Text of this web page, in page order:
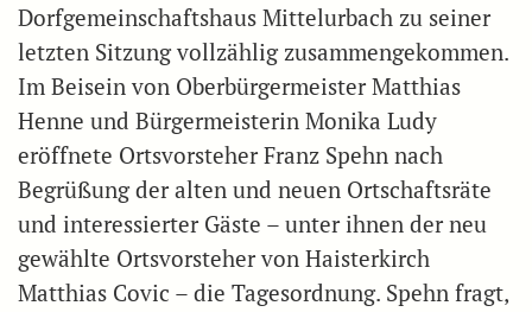
Dorfgemeinschaftshaus Mittelurbach zu seiner
letzten Sitzung vollzählig zusammengekommen.
Im Beisein von Oberbürgermeister Matthias
Henne und Bürgermeisterin Monika Ludy
eröffnete Ortsvorsteher Franz Spehn nach
Begrüßung der alten und neuen Ortschaftsräte
und interessierter Gäste – unter ihnen der neu
gewählte Ortsvorsteher von Haisterkirch
Matthias Covic – die Tagesordnung. Spehn fragt,